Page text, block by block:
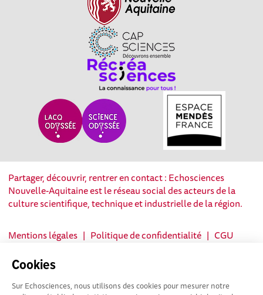
Cookies
Sur Echosciences, nous utilisons des cookies pour mesurer notre
Partager, découvrir, rentrer en contact : Echosciences
Nouvelle-Aquitaine est le réseau social des acteurs de la
culture scientifique, technique et industrielle de la région.
Mentions légales | Politique de confidentialité | CGU